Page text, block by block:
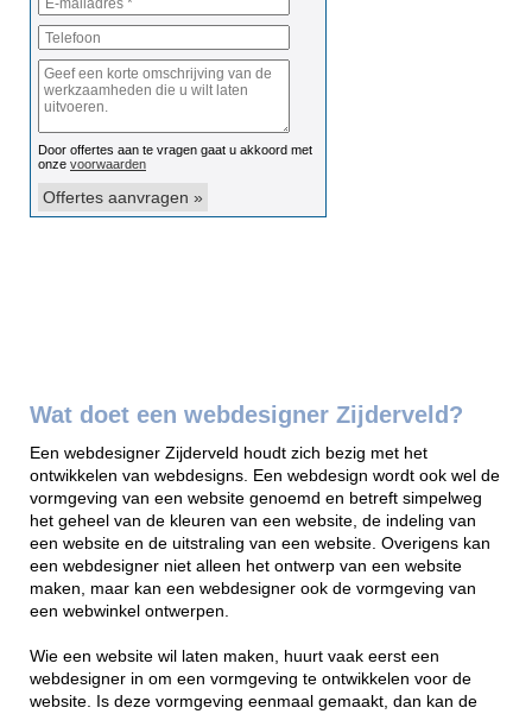
Wat doet een webdesigner Zijderveld?
Een webdesigner Zijderveld houdt zich bezig met het
ontwikkelen van webdesigns. Een webdesign wordt ook wel de
vormgeving van een website genoemd en betreft simpelweg
het geheel van de kleuren van een website, de indeling van
een website en de uitstraling van een website. Overigens kan
een webdesigner niet alleen het ontwerp van een website
maken, maar kan een webdesigner ook de vormgeving van
een webwinkel ontwerpen.
Wie een website wil laten maken, huurt vaak eerst een
webdesigner in om een vormgeving te ontwikkelen voor de
website. Is deze vormgeving eenmaal gemaakt, dan kan de